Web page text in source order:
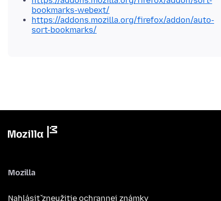
bookmarks-webext/
https://addons.mozilla.org/firefox/addon/auto-
sort-bookmarks/
Mozilla
Nahlásiť zneužitie ochrannej známky